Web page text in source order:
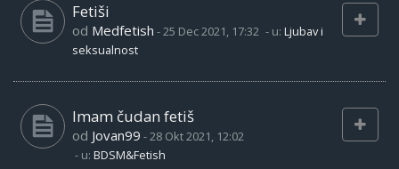
Fetiši
od Medfetish -25 Dec 2021, 17:32 - u: Ljubav i
seksualnost
Imam čudan fetiš
od Jovan99 -28 Okt 2021, 12:02
- u: BDSM&Fetish